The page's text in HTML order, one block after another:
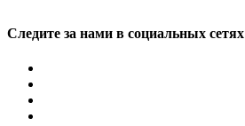
Следите за нами в социальных сетях